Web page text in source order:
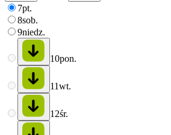
7pt.
8sob.
9niedz.
10pon.
11wt.
12śr.